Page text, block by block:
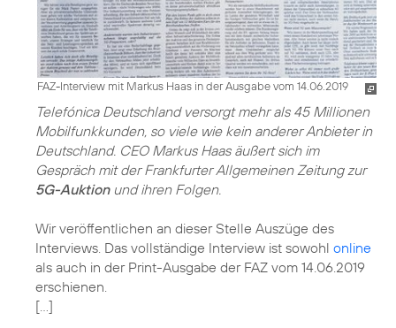
FAZ-Interview mit Markus Haas in der Ausgabe vom 14.06.2019
Telefónica Deutschland versorgt mehr als 45 Millionen
Mobilfunkkunden, so viele wie kein anderer Anbieter in
Deutschland. CEO Markus Haas äußert sich im
Gespräch mit der Frankfurter Allgemeinen Zeitung zur
5G-Auktionund ihren Folgen.
Wir veröffentlichen an dieser Stelle Auszüge des
Interviews. Das vollständige Interview ist sowohl online
als auch in der Print-Ausgabe der FAZ vom 14.06.2019
erschienen.
[…]